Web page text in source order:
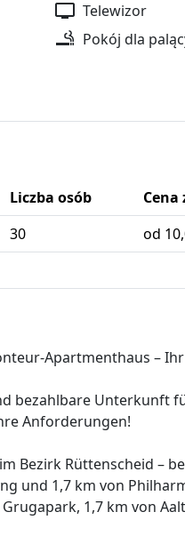
Telewizor
Pokój dla
Liczba osób
Cena
30 od
Apartmenthaus – Ihr
bezahlbare Unterkunft
Anforderungen!
Bezirk Rüttenscheid –
und 1,7 km von
1,7 km von